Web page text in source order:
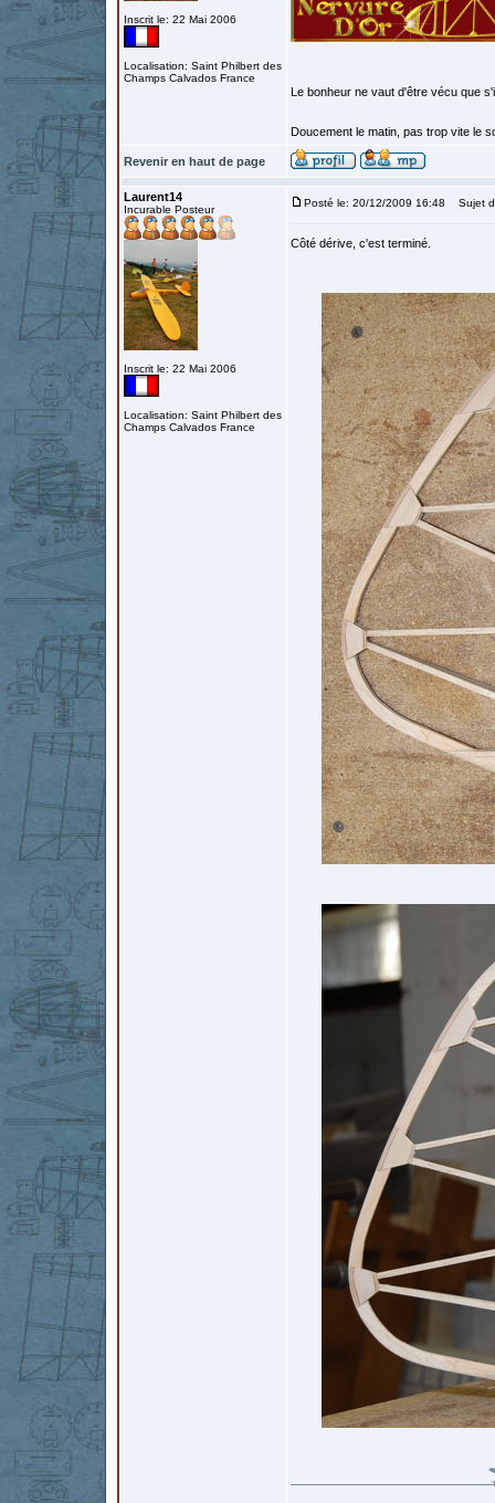
Inscrit le: 22 Mai 2006
Localisation: Saint Philbert des
Champs Calvados France
Le bonheur ne vaut d'être vécu que
Doucement le matin, pas trop vite le
Revenir en haut de page
Laurent14
Incurable Posteur
Inscrit le: 22 Mai 2006
Localisation: Saint Philbert des
Champs Calvados France
Posté le: 20/12/2009 16:48 Sujet
Côté dérive, c'est terminé.